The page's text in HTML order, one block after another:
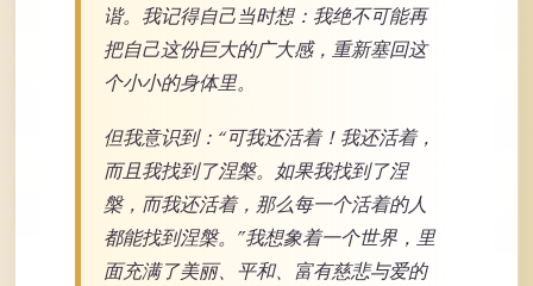
谐。我记得自己当时想：我绝不可能再
把自己这份巨大的广大感，重新塞回这
个小小的身体里。
但我意识到：“可我还活着！我还活着，
而且我找到了涅槃。如果我找到了涅
槃，而我还活着，那么每一个活着的人
都能找到涅槃。”我想象着一个世界，里
面充满了美丽、平和、富有慈悲与爱的